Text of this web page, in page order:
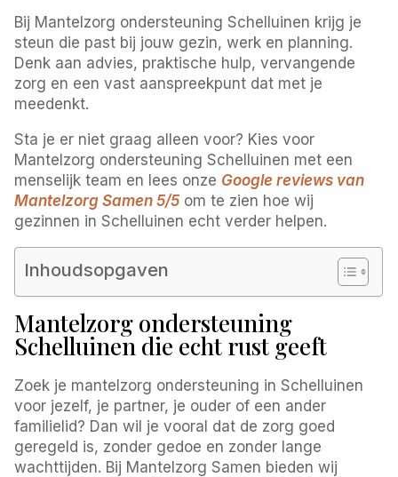
Bij Mantelzorg ondersteuning Schelluinen krijg je
steun die past bij jouw gezin, werk en planning.
Denk aan advies, praktische hulp, vervangende
zorg en een vast aanspreekpunt dat met je
meedenkt.
Sta je er niet graag alleen voor? Kies voor
Mantelzorg ondersteuning Schelluinen met een
menselijk team en lees onze Google reviews van
Mantelzorg Samen 5/5 om te zien hoe wij
gezinnen in Schelluinen echt verder helpen.
Inhoudsopgaven
Mantelzorg ondersteuning
Schelluinen die echt rust geeft
Zoek je mantelzorg ondersteuning in Schelluinen
voor jezelf, je partner, je ouder of een ander
familielid? Dan wil je vooral dat de zorg goed
geregeld is, zonder gedoe en zonder lange
wachttijden. Bij Mantelzorg Samen bieden wij